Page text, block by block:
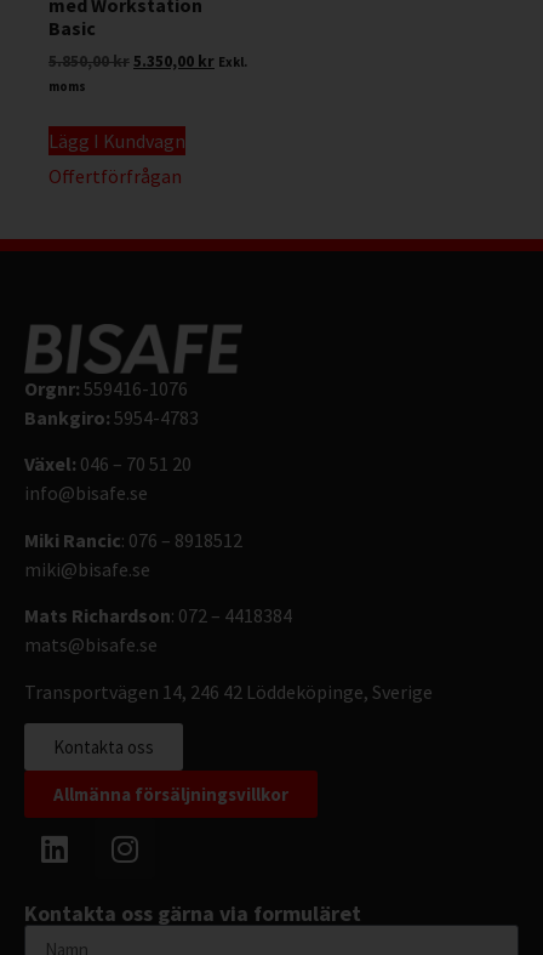
med Workstation
Basic
5.850,00kr5.350,00 kr Exkl.
moms
Lägg I Kundvagn
Offertförfrågan
Orgnr: 559416-1076
Bankgiro: 5954-4783
Växel: 046 – 70 51 20
info@bisafe.se
Miki Rancic: 076 – 8918512
miki@bisafe.se
Mats Richardson: 072 – 4418384
mats@bisafe.se
Transportvägen 14, 246 42 Löddeköpinge, Sverige
Kontakta oss
Allmänna försäljningsvillkor
Kontakta oss gärna via formuläret